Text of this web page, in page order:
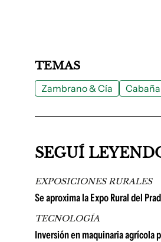
TEMAS
Zambrano & Cía
SEGUÍ
EXPOSICIONES RURALES
Se aproxima la Expo Rural del
TECNOLOGÍA
Inversión en maquinaria agrícola